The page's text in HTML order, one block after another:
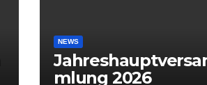
NEWS
mlung 2026